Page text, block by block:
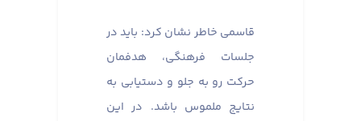
قاسمی خاطر نشان کرد: باید در
جلسات فرهنگی، هدفمان
حرکت رو به جلو و دستیابی به
نتایج ملموس باشد. در این